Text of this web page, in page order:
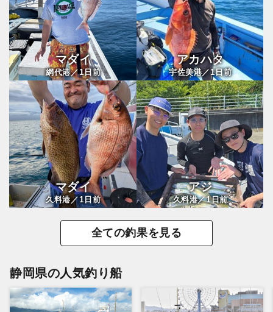
マダイ
網代港／1日前
アカハタ
宇佐美港／ 1日前
マダイ
久料港／1日前
アジ
久料港／1日前
全ての釣果を見る
静岡県の人気釣り船